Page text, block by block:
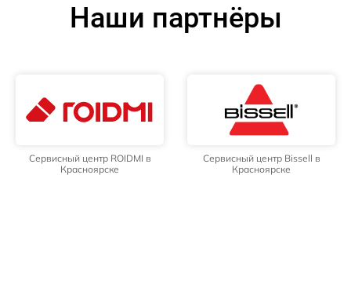
Наши партнёры
Сервисный центр ROIDMI в
Красноярске
Сервисный центр Bissell в
Красноярске